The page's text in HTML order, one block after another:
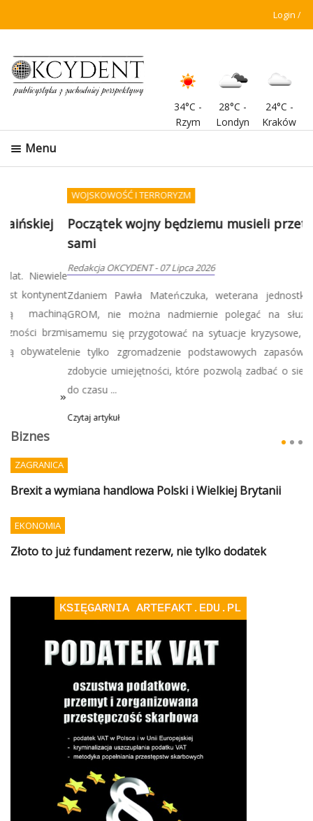
Login
34°C -
Rzym
28°C -
Londyn
24°C -
Kraków
Menu
WOJSKOWOŚĆ I TERRORYZM
Początek wojny będziemu musieli przetrwać
Redakcja OKCYDENT-07 Lipca 2026
Zdaniem Pawła Mateńczuka, weterana jednostki specjalnej
GROM, nie można nadmiernie polegać na służbach, tylko
samemu się przygotować na sytuacje kryzysowe, co oznacza
nie tylko zgromadzenie podstawowych zapasów, ale także
zdobycie umiejętności, które pozwolą zadbać o siebie i bliskich
Biznes
ZAGRANICA
Brexit a wymiana handlowa Polski i Wielkiej Brytanii
EKONOMIA
Złoto to już fundament rezerw, nie tylko dodatek